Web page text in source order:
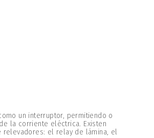
un interruptor, permitiendo o
la corriente eléctrica. Existen
relevadores: el relay de lámina, el